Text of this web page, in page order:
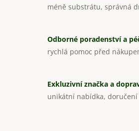
méně substrátu, správná
Odborné poradenství a
rychlá pomoc před
Exkluzivní značka a
unikátní nabídka, doručení